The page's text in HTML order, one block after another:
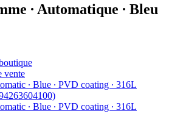
∙ Automatique ∙ Bleu
vente